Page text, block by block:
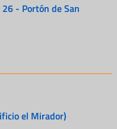
- Portón de San
el Mirador)